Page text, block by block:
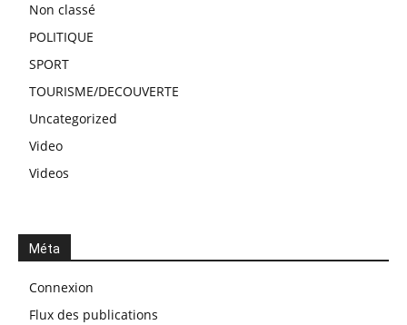
Non classé
POLITIQUE
SPORT
TOURISME/DECOUVERTE
Uncategorized
Video
Videos
Méta
Connexion
Flux des publications